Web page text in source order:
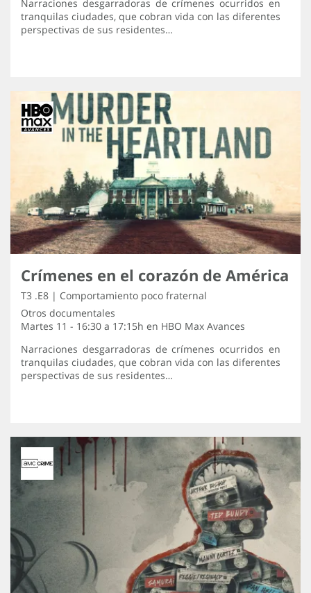
Narraciones desgarradoras de crímenes ocurridos en
tranquilas ciudades, que cobran vida con las diferentes
perspectivas de sus residentes…
Crímenes en el corazón de América
T3 .E8 | Comportamiento poco fraternal
Otros documentales
Martes 11 - 16:30 a 17:15h en HBO Max Avances
Narraciones desgarradoras de crímenes ocurridos en
tranquilas ciudades, que cobran vida con las diferentes
perspectivas de sus residentes…